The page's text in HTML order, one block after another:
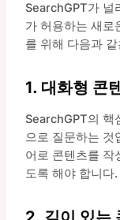
SearchGPT가 널
가 허용하는 새로
를 위해 다음과
1. 대화형 콘
SearchGPT의 핵
으로 질문하는 것
어로 콘텐츠를 작
도록 해야 합니다.